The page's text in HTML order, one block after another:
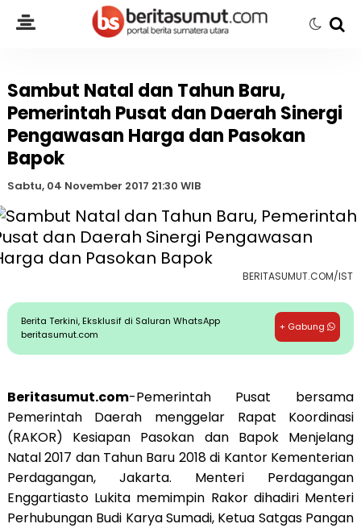
Sambut Natal dan Tahun Baru,
Pemerintah Pusat dan Daerah Sinergi
Pengawasan Harga dan Pasokan
Bapok
Sabtu, 04 November 2017 21:30 WIB
BERITASUMUT.COM/IST
Berita Terkini, Eksklusif di Saluran WhatsApp
beritasumut.com
+ Gabung
Beritasumut.com-Pemerintah Pusat bersama
Pemerintah Daerah menggelar Rapat Koordinasi
(RAKOR) Kesiapan Pasokan dan Bapok Menjelang
Natal 2017 dan Tahun Baru 2018 di Kantor Kementerian
Perdagangan, Jakarta. Menteri Perdagangan
Enggartiasto Lukita memimpin Rakor dihadiri Menteri
Perhubungan Budi Karya Sumadi, Ketua Satgas Pangan